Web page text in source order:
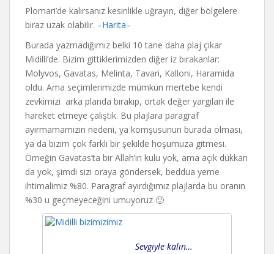
Plomari’de kalırsanız kesinlikle uğrayın, diğer bölgelere
biraz uzak olabilir. –Harita–
Burada yazmadığımız belki 10 tane daha plaj çıkar
Midilli’de. Bizim gittiklerimizden diğer iz bırakanlar:
Molyvos, Gavatas, Melinta, Tavari, Kalloni, Haramida
oldu. Ama seçimlerimizde mümkün mertebe kendi
zevkimizi arka planda bırakıp, ortak değer yargıları ile
hareket etmeye çalıştık. Bu plajlara paragraf
ayırmamamızın nedeni, ya komşusunun burada olması,
ya da bizim çok farklı bir şekilde hoşumuza gitmesi.
Örneğin Gavatas’ta bir Allah’ın kulu yok, ama açık dükkan
da yok, şimdi sizi oraya göndersek, beddua yeme
ihtimalimiz %80. Paragraf ayırdığımız plajlarda bu oranın
%30 u geçmeyeceğini umuyoruz 🙂
Sevgiyle kalın…